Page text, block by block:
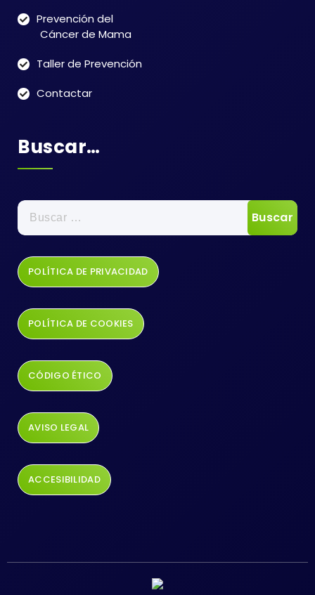
Prevención del
Cáncer de Mama
Taller de Prevención
Contactar
Buscar…
Buscar:
POLÍTICA DE PRIVACIDAD
POLÍTICA DE COOKIES
CÓDIGO ÉTICO
AVISO LEGAL
ACCESIBILIDAD